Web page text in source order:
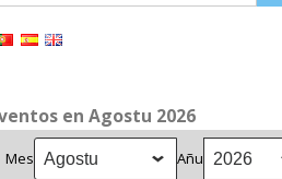
en Agostu 2026
Mes Añu